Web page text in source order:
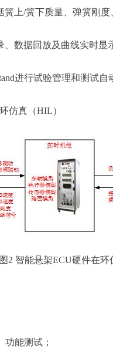
上/簧下质量、弹簧刚度
数据回放及曲线实时显
进行试验管理和测试自
仿真（HIL）
图2 智能悬架ECU硬件在环
能测试；